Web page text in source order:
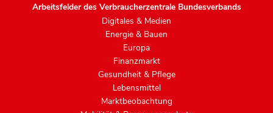
Arbeitsfelder des Verbraucherzentrale Bundesverbands
Digitales & Medien
Energie & Bauen
Europa
Finanzmarkt
Gesundheit & Pflege
Lebensmittel
Marktbeobachtung